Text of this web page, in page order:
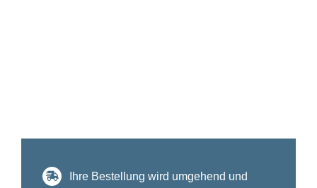
Ihre Bestellung wird umgehend und